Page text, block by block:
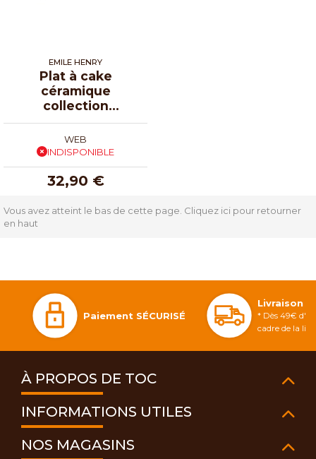
EMILE HENRY
Plat à cake
céramique
collection
Madeleine argile
31,5 cm
WEB
INDISPONIBLE
32,90 €
Vous avez atteint le bas de cette page. Cliquez ici pour retourner
en haut
Paiement SÉCURISÉ
Livraison
* Dès 49€
cadre de la
À PROPOS DE TOC
INFORMATIONS UTILES
NOS MAGASINS